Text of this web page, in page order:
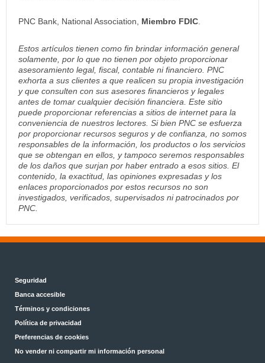
PNC Bank, National Association, Miembro FDIC.
Estos artículos tienen como fin brindar información general
solamente, por lo que no tienen por objeto proporcionar
asesoramiento legal, fiscal, contable ni financiero. PNC
exhorta a sus clientes a que realicen su propia investigación
y que consulten con sus asesores financieros y legales
antes de tomar cualquier decisión financiera. Este sitio
puede proporcionar referencias a sitios de internet para la
conveniencia de nuestros lectores. Si bien PNC se esfuerza
por proporcionar recursos seguros y de confianza, no somos
responsables de la información, los productos o los servicios
que se obtengan en ellos, y tampoco seremos responsables
de los daños que surjan por haber entrado a esos sitios. El
contenido, la exactitud, las opiniones expresadas y los
enlaces proporcionados por estos recursos no son
investigados, verificados, supervisados ni patrocinados por
PNC.
Seguridad
Banca accesible
Términos y condiciones
Política de privacidad
Preferencias de cookies
No vender ni compartir mi información personal